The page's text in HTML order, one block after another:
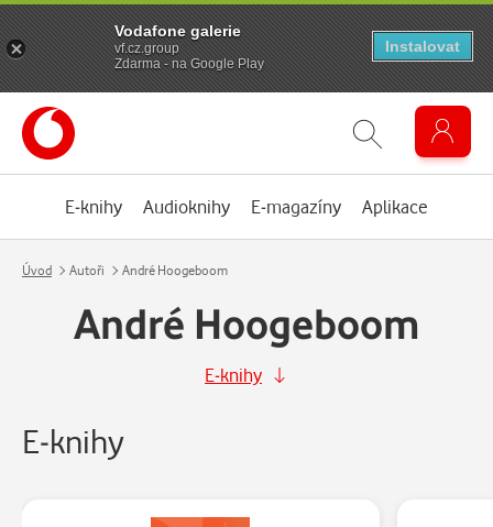
E-knihy Audioknihy E-magazíny Aplikace
Úvod Autoři André Hoogeboom
André Hoogeboom
E-knihy
E-knihy
Vodafone galerie
vf.cz.group
Zdarma - na Google Play
Instalovat